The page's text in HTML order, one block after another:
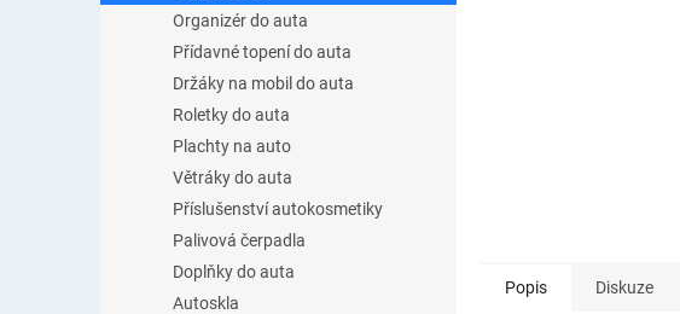
Organizér do auta
Přídavné topení do auta
Držáky na mobil do auta
Roletky do auta
Plachty na auto
Větráky do auta
Příslušenství autokosmetiky
Palivová čerpadla
Doplňky do auta
Autoskla
Popis Diskuze